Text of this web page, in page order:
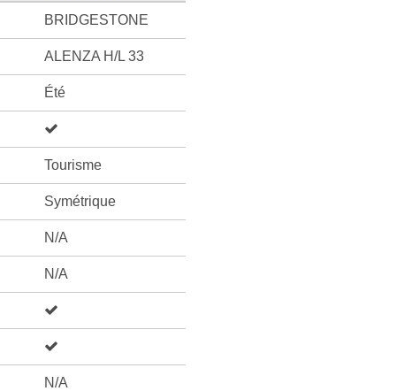
BRIDGESTONE
ALENZA H/L 33
Été
Tourisme
Symétrique
N/A
N/A
N/A